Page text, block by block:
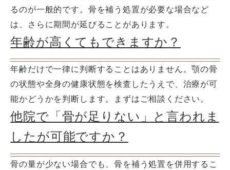
るのが一般的です。骨を補う処置が必要な場合など
は、さらに期間が延びることがあります。
年齢が高くてもできますか？
年齢だけで一律に判断することはありません。顎の骨
の状態や全身の健康状態を検査したうえで、治療が可
能かどうかを判断します。まずはご相談ください。
他院で「骨が足りない」と言われま
したが可能ですか？
骨の量が少ない場合でも、骨を補う処置を併用するこ